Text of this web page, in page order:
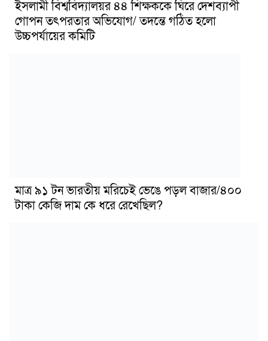
ইসলামী বিশ্ববিদ্যালয়র ৪৪ শিক্ষককে ঘিরে দেশব্যাপী
গোপন তৎপরতার অভিযোগ/ তদন্তে গঠিত হলো
উচ্চপর্যায়ের কমিটি
মাত্র ৯১ টন ভারতীয় মরিচেই ভেঙে পড়ল বাজার/৪০০
টাকা কেজি দাম কে ধরে রেখেছিল?